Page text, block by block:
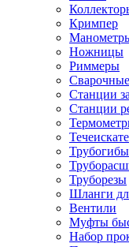
Кримпер
Ножницы
Риммеры
Станции
Станции
Трубогибы
Труборезы
Шланги
Вентили
Муфты
Набор